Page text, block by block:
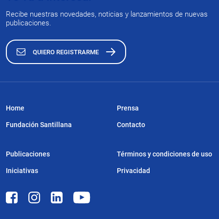
Recibe nuestras novedades, noticias y lanzamientos de nuevas
publicaciones.
QUIERO REGISTRARME
Home
Fundación Santillana
Publicaciones
Iniciativas
Prensa
Contacto
Términos y condiciones de uso
Privacidad